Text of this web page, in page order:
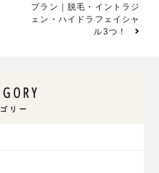
プラン｜脱毛・イントラジ
ェン・ハイドラフェイシャ
ル3つ！
リー